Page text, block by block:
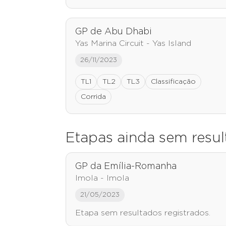
GP de Abu Dhabi
Yas Marina Circuit - Yas Island
26/11/2023
TL1 TL2 TL3 Classificação
Corrida
Etapas ainda sem
GP da Emília-Romanha
Imola - Imola
21/05/2023
Etapa sem resultados registrados.